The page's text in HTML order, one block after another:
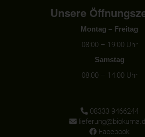
Unsere
Montag – Freitag
08:00 – 19:00 Uhr
Samstag
08:00 – 14:00 Uhr
08333 9466244
Facebook